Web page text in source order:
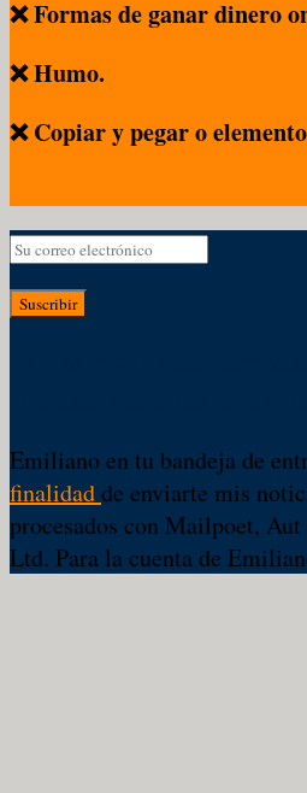
❌ Formas de ganar dinero
❌ Humo.
❌ Copiar y pegar o
Suscribir
Emiliano en tu bandeja de
finalidadde enviarte mis
procesados con Mailpoet,
Ltd. Para la cuenta de